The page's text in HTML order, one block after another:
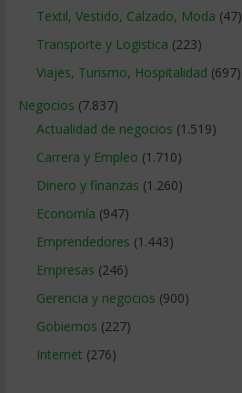
Textil, Vestido, Calzado, Moda (47)
Transporte y Logistica (223)
Viajes, Turismo, Hospitalidad (697)
Negocios (7.837)
Actualidad de negocios (1.519)
Carrera y Empleo (1.710)
Dinero y finanzas (1.260)
Economía (947)
Emprendedores (1.443)
Empresas (246)
Gerencia y negocios (900)
Gobiernos (227)
Internet (276)